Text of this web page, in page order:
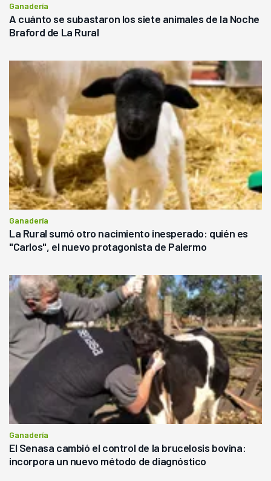
Ganadería
A cuánto se subastaron los siete animales de la Noche
Braford de La Rural
Ganadería
La Rural sumó otro nacimiento inesperado: quién es
"Carlos", el nuevo protagonista de Palermo
Ganadería
El Senasa cambió el control de la brucelosis bovina:
incorpora un nuevo método de diagnóstico